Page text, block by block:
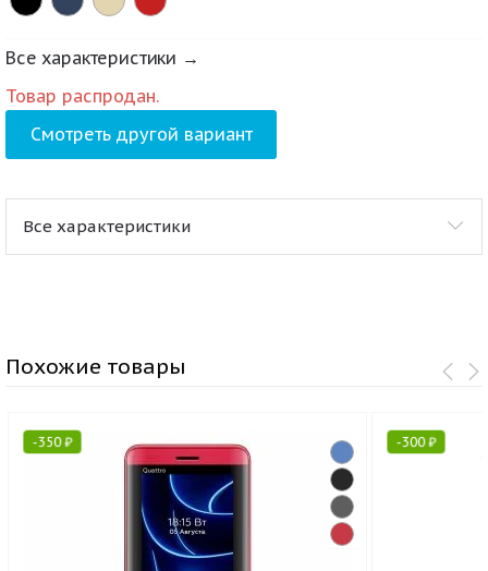
Все характеристики →
Товар распродан.
Смотреть другой вариант
Все характеристики
Похожие товары
-350₽ -300₽